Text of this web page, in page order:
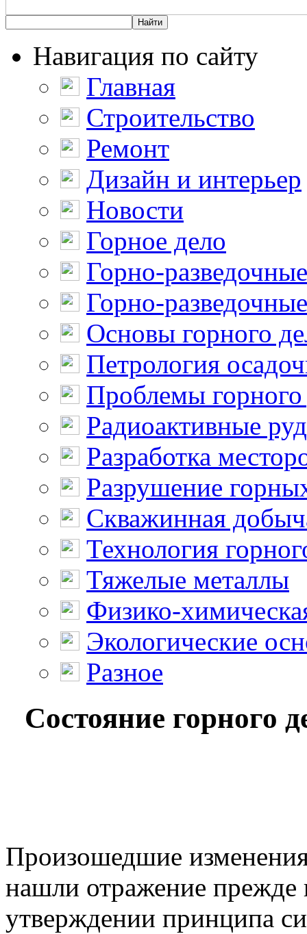
Навигация по сайту
Главная
Строительство
Ремонт
Дизайн и интерьер
Новости
Горное дело
Горно-
Горно-
Основы горного
Петрология
Проблемы горного
Радиоактивные
Разработка
Разрушение
Скважинная
Технология
Тяжелые металлы
Физико-
Экологические
Разное
Состояние горного
Произошедшие
нашли отражение прежде
утверждении принципа